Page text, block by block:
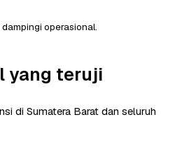
operasional.
yang teruji
di Sumatera Barat dan seluruh